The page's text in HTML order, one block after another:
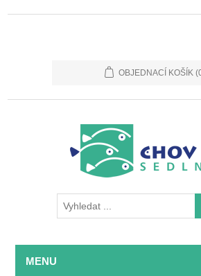
OBJEDNACÍ KOŠÍK
MENU